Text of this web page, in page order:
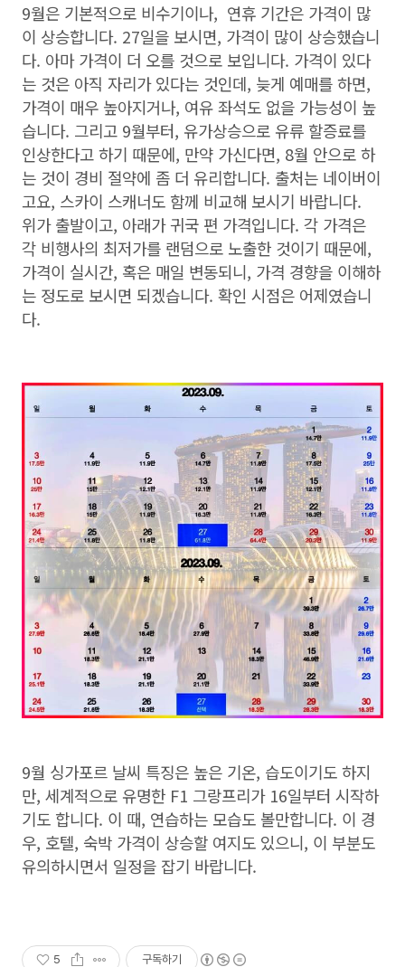
9월은 기본적으로 비수기이나, 연휴 기간은 가격이 많
이 상승합니다. 27일을 보시면, 가격이 많이 상승했습니
다. 아마 가격이 더 오를 것으로 보입니다. 가격이 있다
는 것은 아직 자리가 있다는 것인데, 늦게 예매를 하면,
가격이 매우 높아지거나, 여유 좌석도 없을 가능성이 높
습니다. 그리고 9월부터, 유가상승으로 유류 할증료를
인상한다고 하기 때문에, 만약 가신다면, 8월 안으로 하
는 것이 경비 절약에 좀 더 유리합니다. 출처는 네이버이
고요, 스카이 스캐너도 함께 비교해 보시기 바랍니다.
위가 출발이고, 아래가 귀국 편 가격입니다. 각 가격은
각 비행사의 최저가를 랜덤으로 노출한 것이기 때문에,
가격이 실시간, 혹은 매일 변동되니, 가격 경향을 이해하
는 정도로 보시면 되겠습니다. 확인 시점은 어제였습니
다.
9월 싱가포르 날씨 특징은 높은 기온, 습도이기도 하지
만, 세계적으로 유명한 F1 그랑프리가 16일부터 시작하
기도 합니다. 이 때, 연습하는 모습도 볼만합니다. 이 경
우, 호텔, 숙박 가격이 상승할 여지도 있으니, 이 부분도
유의하시면서 일정을 잡기 바랍니다.
5 구독하기